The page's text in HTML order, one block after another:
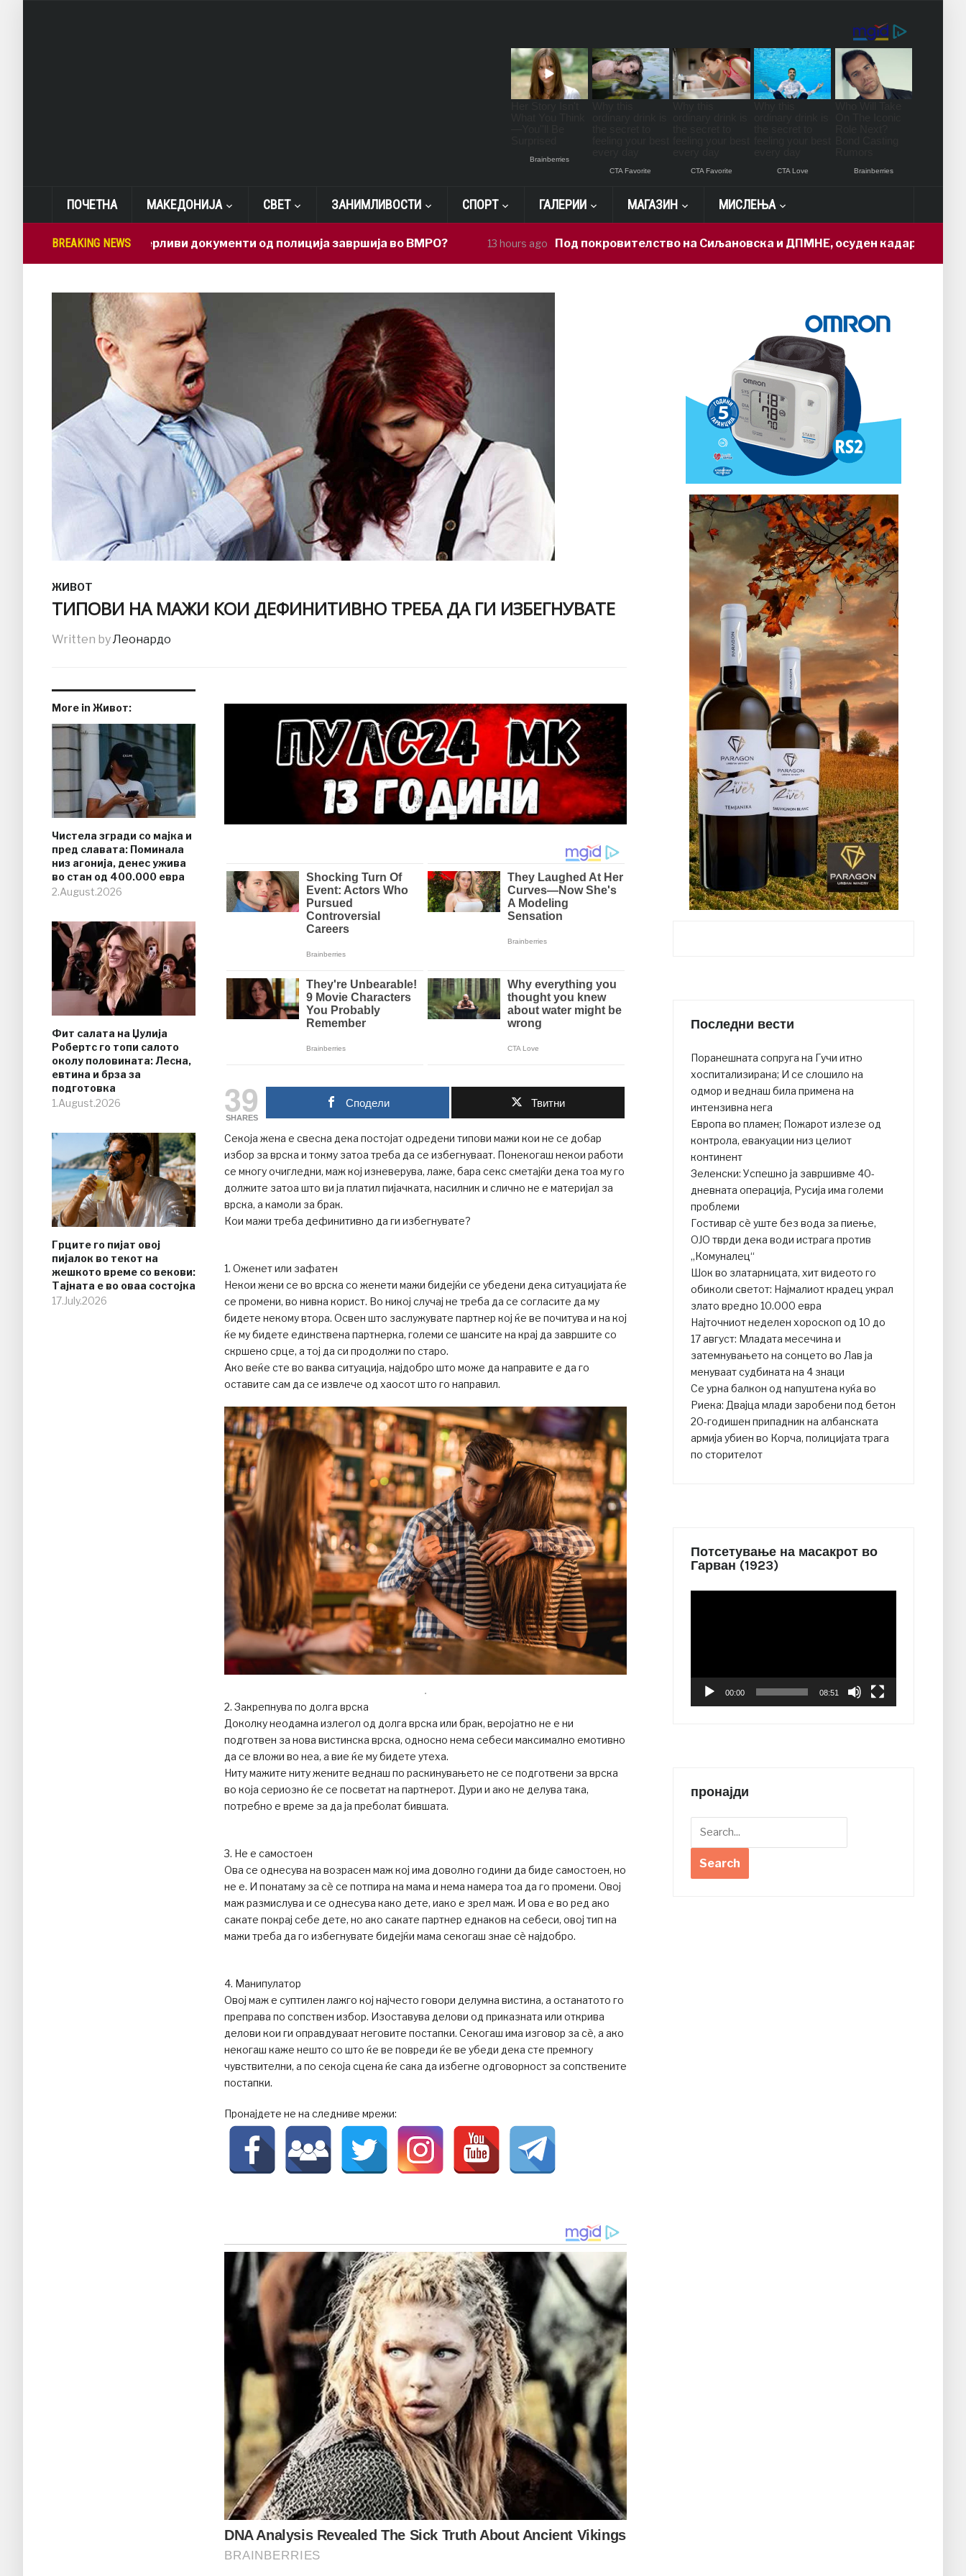
ПОЧЕТНА МАКЕДОНИЈА СВЕТ ЗАНИМЛИВОСТИ СПОРТ ГАЛЕРИИ МАГАЗИН МИСЛЕЊА
BREAKING NEWS
Како доверливи документи од полиција завршија во ВМРО? 13 hours ago Под покровителство на Сиљановска и ДПМНЕ, осуден кадар доби „државна
ЖИВОТ
ТИПОВИ НА МАЖИ КОИ ДЕФИНИТИВНО ТРЕБА ДА ГИ ИЗБЕГНУВАТЕ
Written byЛеонардо
More in Живот:
Чистела згради со мајка и
пред славата: Поминала
низ агонија, денес ужива
во стан од 400.000 евра
2.August.2026
Фит салата на Џулија
Робертс го топи салото
околу половината: Лесна,
евтина и брза за
подготовка
1.August.2026
Грците го пијат овој
пијалок во текот на
жешкото време со векови:
Тајната е во оваа состојка
17.July.2026
39
SHARES
Сподели Твитни
Секоја жена е свесна дека постојат одредени типови мажи кои не се добар
избор за врска и токму затоа треба да се избегнуваат. Понекогаш некои работи
се многу очигледни, маж кој изневерува, лаже, бара секс сметајќи дека тоа му го
должите затоа што ви ја платил пијачката, насилник и слично не е материјал за
врска, а камоли за брак.
Кои мажи треба дефинитивно да ги избегнувате?
1. Оженет или зафатен
Некои жени се во врска со женети мажи бидејќи се убедени дека ситуацијата ќе
се промени, во нивна корист. Во никој случај не треба да се согласите да му
бидете некому втора. Освен што заслужувате партнер кој ќе ве почитува и на кој
ќе му бидете единствена партнерка, големи се шансите на крај да завршите со
скршено срце, а тој да си продолжи по старо.
Ако веќе сте во ваква ситуација, најдобро што може да направите е да го
оставите сам да се извлече од хаосот што го направил.
.
2. Закрепнува по долга врска
Доколку неодамна излегол од долга врска или брак, веројатно не е ни
подготвен за нова вистинска врска, односно нема себеси максимално емотивно
да се вложи во неа, а вие ќе му бидете утеха.
Ниту мажите ниту жените веднаш по раскинувањето не се подготвени за врска
во која сериозно ќе се посветат на партнерот. Дури и ако не делува така,
потребно е време за да ја преболат бившата.
3. Не е самостоен
Ова се однесува на возрасен маж кој има доволно години да биде самостоен, но
не е. И понатаму за сè се потпира на мама и нема намера тоа да го промени. Овој
маж размислува и се однесува како дете, иако е зрел маж. И ова е во ред ако
сакате покрај себе дете, но ако сакате партнер еднаков на себеси, овој тип на
мажи треба да го избегнувате бидејќи мама секогаш знае сè најдобро.
4. Манипулатор
Овој маж е суптилен лажго кој најчесто говори делумна вистина, а останатото го
преправа по сопствен избор. Изоставува делови од приказната или открива
делови кои ги оправдуваат неговите постапки. Секогаш има изговор за сè, а ако
некогаш каже нешто со што ќе ве повреди ќе ве убеди дека сте премногу
чувствителни, а по секоја сцена ќе сака да избегне одговорност за сопствените
постапки.
Пронајдете не на следниве мрежи:
Последни вести
Поранешната сопруга на Гучи итно
хоспитализирана; И се слошило на
одмор и веднаш била примена на
интензивна нега
Европа во пламен; Пожарот излезе од
контрола, евакуации низ целиот
континент
Зеленски: Успешно ја завршивме 40-
дневната операција, Русија има големи
проблеми
Гостивар сè уште без вода за пиење,
ОЈО тврди дека води истрага против
„Комуналец“
Шок во златарницата, хит видеото го
обиколи светот: Најмалиот крадец украл
злато вредно 10.000 евра
Најточниот неделен хороскоп од 10 до
17 август: Младата месечина и
затемнувањето на сонцето во Лав ја
менуваат судбината на 4 знаци
Се урна балкон од напуштена куќа во
Риека: Двајца млади заробени под бетон
20-годишен припадник на албанската
армија убиен во Корча, полицијата трага
по сторителот
Потсетување на масакрот во
Гарван (1923)
00:00 08:51
пронајди